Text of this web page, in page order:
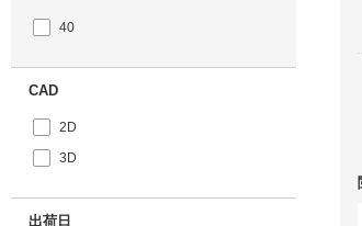
40
CAD
2D
3D
出荷日